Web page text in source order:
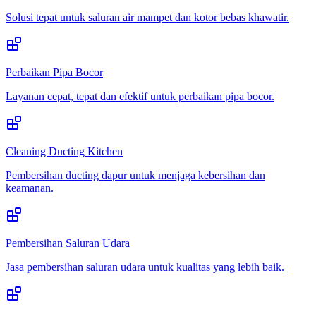
Solusi tepat untuk saluran air mampet dan kotor bebas khawatir.
Perbaikan Pipa Bocor
Layanan cepat, tepat dan efektif untuk perbaikan pipa bocor.
Cleaning Ducting Kitchen
Pembersihan ducting dapur untuk menjaga kebersihan dan
keamanan.
Pembersihan Saluran Udara
Jasa pembersihan saluran udara untuk kualitas yang lebih baik.